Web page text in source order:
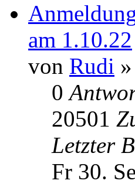
am 1.10.22
von Rudi
0
20501
Letzter
Fr 30.